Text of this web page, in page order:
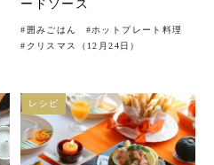
ードソース
# 囲みごはん #ホットプレート料理
# クリスマス（12月24日）
レシピ